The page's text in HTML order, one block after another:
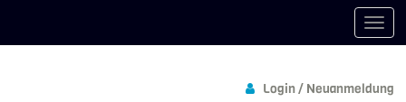
Login / Neuanmeldung